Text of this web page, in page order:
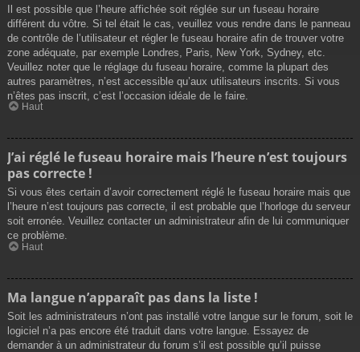
Il est possible que l’heure affichée soit réglée sur un fuseau horaire
différent du vôtre. Si tel était le cas, veuillez vous rendre dans le panneau
de contrôle de l’utilisateur et régler le fuseau horaire afin de trouver votre
zone adéquate, par exemple Londres, Paris, New York, Sydney, etc.
Veuillez noter que le réglage du fuseau horaire, comme la plupart des
autres paramètres, n’est accessible qu’aux utilisateurs inscrits. Si vous
n’êtes pas inscrit, c’est l’occasion idéale de le faire.
Haut
J’ai réglé le fuseau horaire mais l’heure n’est toujours
pas correcte !
Si vous êtes certain d’avoir correctement réglé le fuseau horaire mais que
l’heure n’est toujours pas correcte, il est probable que l’horloge du serveur
soit erronée. Veuillez contacter un administrateur afin de lui communiquer
ce problème.
Haut
Ma langue n’apparaît pas dans la liste !
Soit les administrateurs n’ont pas installé votre langue sur le forum, soit le
logiciel n’a pas encore été traduit dans votre langue. Essayez de
demander à un administrateur du forum s’il est possible qu’il puisse